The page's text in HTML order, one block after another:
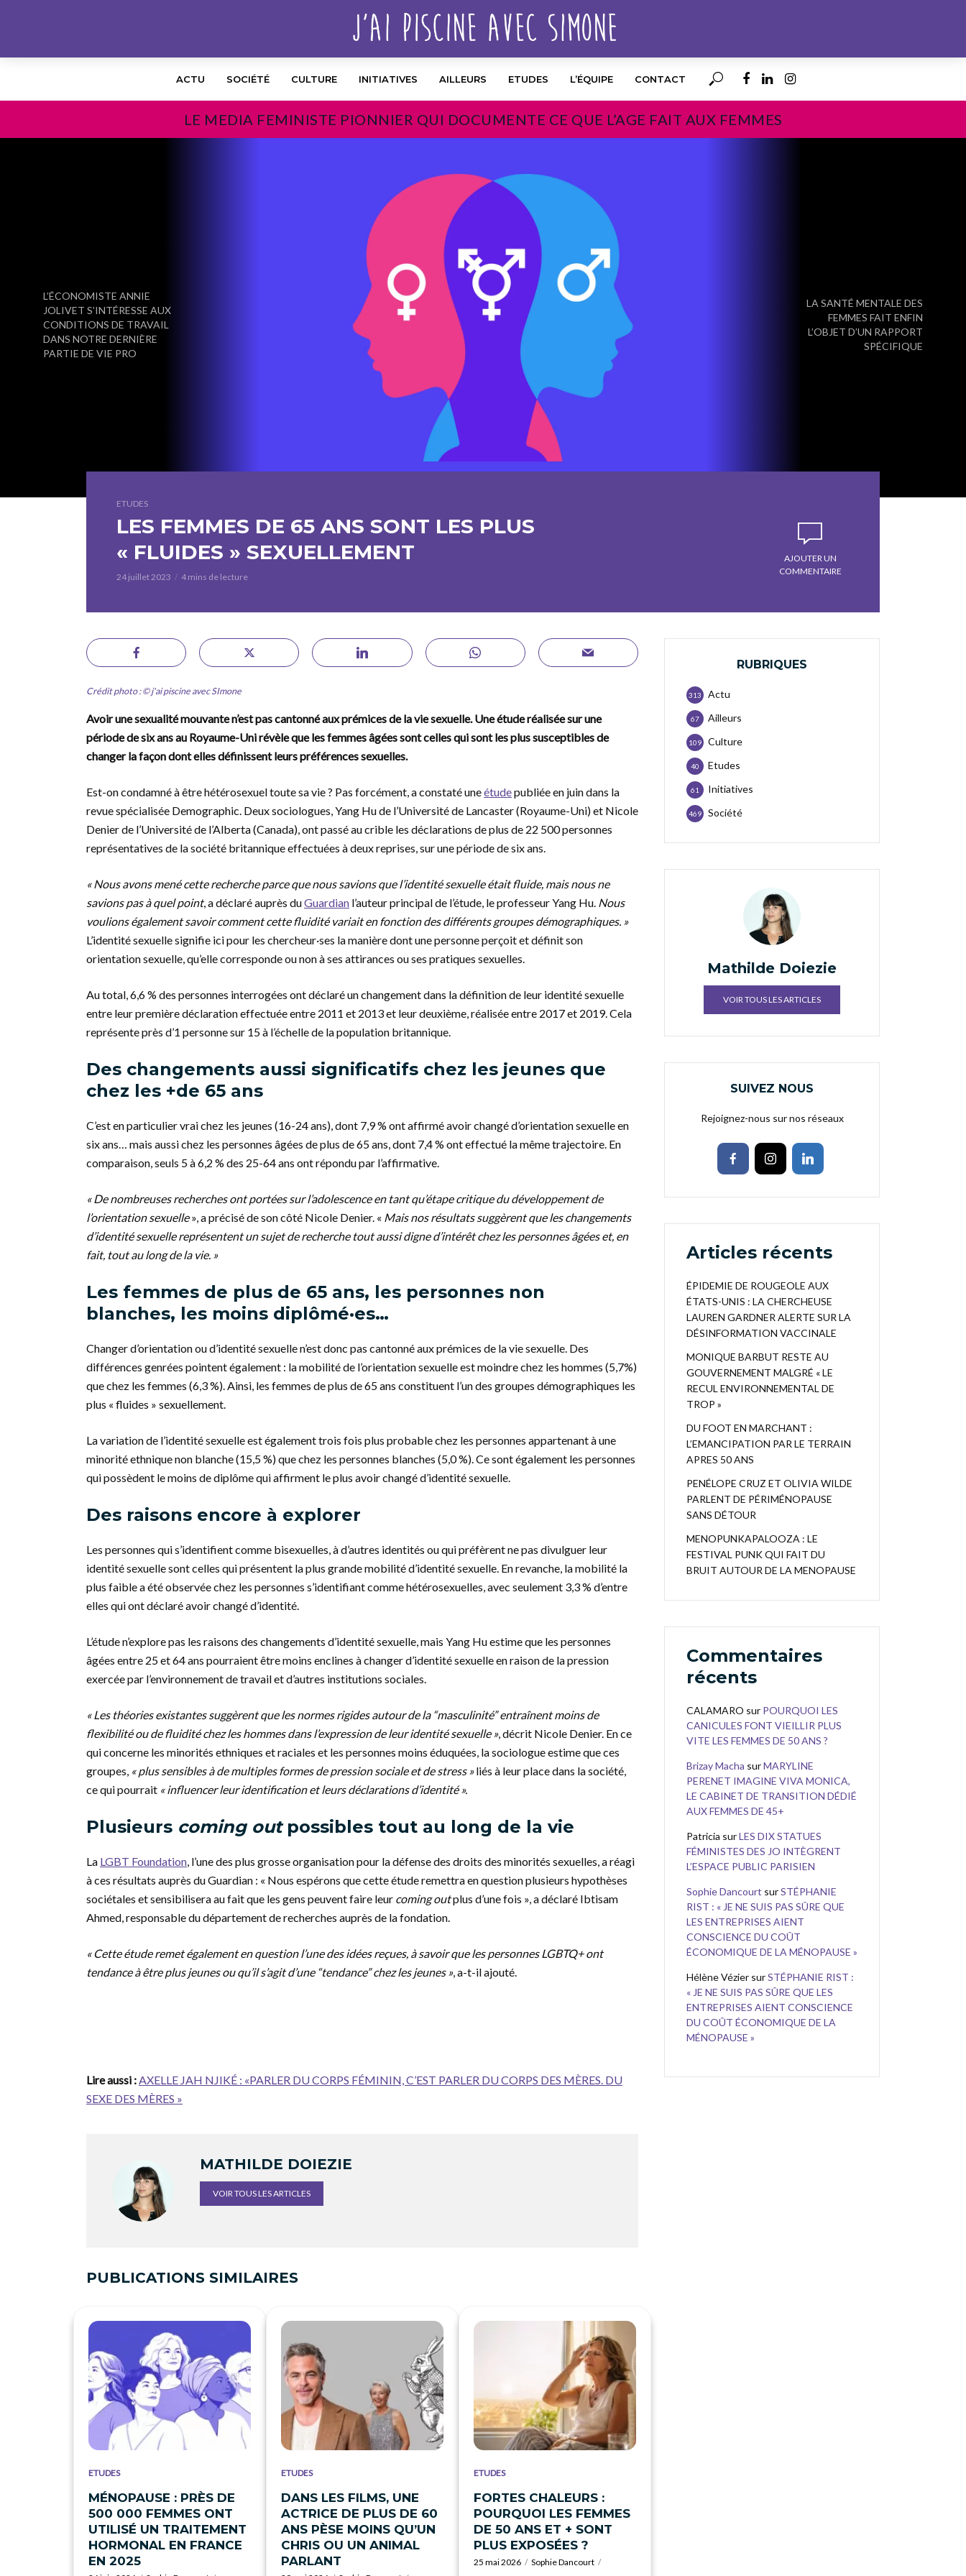
ACTU SOCIÉTÉ CULTURE INITIATIVES AILLEURS ETUDES L’ÉQUIPE CONTACT
LE MEDIA FEMINISTE PIONNIER QUI DOCUMENTE CE QUE L’AGE FAIT AUX FEMMES
L’ÉCONOMISTE ANNIE
JOLIVET S’INTÉRESSE AUX
CONDITIONS DE TRAVAIL
DANS NOTRE DERNIÈRE
PARTIE DE VIE PRO
LA SANTÉ MENTALE DES
FEMMES FAIT ENFIN
L’OBJET D’UN RAPPORT
SPÉCIFIQUE
ETUDES
LES FEMMES DE 65 ANS SONT LES PLUS
« FLUIDES » SEXUELLEMENT
24 juillet 2023 4 mins de lecture
AJOUTER UN
COMMENTAIRE
Crédit photo : © j'ai piscine avec SImone
Avoir une sexualité mouvante n’est pas cantonné aux prémices de la vie sexuelle. Une étude réalisée sur une
période de six ans au Royaume-Uni révèle que les femmes âgées sont celles qui sont les plus susceptibles de
changer la façon dont elles définissent leurs préférences sexuelles.
Est-on condamné à être hétérosexuel toute sa vie ? Pas forcément, a constaté uneétudepubliée en juin dans la
revue spécialisée Demographic. Deux sociologues, Yang Hu de l’Université de Lancaster (Royaume-Uni) et Nicole
Denier de l’Université de l’Alberta (Canada), ont passé au crible les déclarations de plus de 22 500 personnes
représentatives de la société britannique effectuées à deux reprises, sur une période de six ans.
« Nous avons mené cette recherche parce que nous savions que l’identité sexuelle était fluide, mais nous ne
savions pas à quel point, a déclaré auprès duGuardian l’auteur principal de l’étude, le professeur Yang Hu. Nous
voulions également savoir comment cette fluidité variait en fonction des différents groupes démographiques. »
L’identité sexuelle signifie ici pour les chercheur·ses la manière dont une personne perçoit et définit son
orientation sexuelle, qu’elle corresponde ou non à ses attirances ou ses pratiques sexuelles.
Au total, 6,6 % des personnes interrogées ont déclaré un changement dans la définition de leur identité sexuelle
entre leur première déclaration effectuée entre 2011 et 2013 et leur deuxième, réalisée entre 2017 et 2019. Cela
représente près d’1 personne sur 15 à l’échelle de la population britannique.
Des changements aussi significatifs chez les jeunes que
chez les +de 65 ans
C’est en particulier vrai chez les jeunes (16-24 ans), dont 7,9 % ont affirmé avoir changé d’orientation sexuelle en
six ans… mais aussi chez les personnes âgées de plus de 65 ans, dont 7,4 % ont effectué la même trajectoire. En
comparaison, seuls 5 à 6,2 % des 25-64 ans ont répondu par l’affirmative.
« De nombreuses recherches ont portées sur l’adolescence en tant qu’étape critique du développement de
l’orientation sexuelle», a précisé de son côté Nicole Denier. « Mais nos résultats suggèrent que les changements
d’identité sexuelle représentent un sujet de recherche tout aussi digne d’intérêt chez les personnes âgées et, en
fait, tout au long de la vie. »
Les femmes de plus de 65 ans, les personnes non
blanches, les moins diplômé·es…
Changer d’orientation ou d’identité sexuelle n’est donc pas cantonné aux prémices de la vie sexuelle. Des
différences genrées pointent également : la mobilité de l’orientation sexuelle est moindre chez les hommes (5,7%)
que chez les femmes (6,3 %). Ainsi, les femmes de plus de 65 ans constituent l’un des groupes démographiques les
plus « fluides » sexuellement.
La variation de l’identité sexuelle est également trois fois plus probable chez les personnes appartenant à une
minorité ethnique non blanche (15,5 %) que chez les personnes blanches (5,0 %). Ce sont également les personnes
qui possèdent le moins de diplôme qui affirment le plus avoir changé d’identité sexuelle.
Des raisons encore à explorer
Les personnes qui s’identifient comme bisexuelles, à d’autres identités ou qui préfèrent ne pas divulguer leur
identité sexuelle sont celles qui présentent la plus grande mobilité d’identité sexuelle. En revanche, la mobilité la
plus faible a été observée chez les personnes s’identifiant comme hétérosexuelles, avec seulement 3,3 % d’entre
elles qui ont déclaré avoir changé d’identité.
L’étude n’explore pas les raisons des changements d’identité sexuelle, mais Yang Hu estime que les personnes
âgées entre 25 et 64 ans pourraient être moins enclines à changer d’identité sexuelle en raison de la pression
exercée par l’environnement de travail et d’autres institutions sociales.
« Les théories existantes suggèrent que les normes rigides autour de la “masculinité” entraînent moins de
flexibilité ou de fluidité chez les hommes dans l’expression de leur identité sexuelle », décrit Nicole Denier. En ce
qui concerne les minorités ethniques et raciales et les personnes moins éduquées, la sociologue estime que ces
groupes, « plus sensibles à de multiples formes de pression sociale et de stress »liés à leur place dans la société,
ce qui pourrait « influencer leur identification et leurs déclarations d’identité ».
Plusieurs coming outpossibles tout au long de la vie
La LGBT Foundation, l’une des plus grosse organisation pour la défense des droits des minorités sexuelles, a réagi
à ces résultats auprès du Guardian : « Nous espérons que cette étude remettra en question plusieurs hypothèses
sociétales et sensibilisera au fait que les gens peuvent faire leur coming outplus d’une fois », a déclaré Ibtisam
Ahmed, responsable du département de recherches auprès de la fondation.
« Cette étude remet également en question l’une des idées reçues, à savoir que les personnes LGBTQ+ ont
tendance à être plus jeunes ou qu’il s’agit d’une “tendance” chez les jeunes », a-t-il ajouté.
Lire aussi :AXELLE JAH NJIKÉ : «PARLER DU CORPS FÉMININ, C’EST PARLER DU CORPS DES MÈRES. DU
SEXE DES MÈRES »
MATHILDE DOIEZIE
VOIR TOUS LES ARTICLES
PUBLICATIONS SIMILAIRES
ETUDES
MÉNOPAUSE : PRÈS DE
500 000 FEMMES ONT
UTILISÉ UN TRAITEMENT
HORMONAL EN FRANCE
EN 2025
ETUDES
DANS LES FILMS, UNE
ACTRICE DE PLUS DE 60
ANS PÈSE MOINS QU’UN
CHRIS OU UN ANIMAL
PARLANT
ETUDES
FORTES CHALEURS :
POURQUOI LES FEMMES
DE 50 ANS ET + SONT
PLUS EXPOSÉES ?
25 mai 2026
Sophie Dancourt
RUBRIQUES
Actu
313
Ailleurs
67
Culture
109
Etudes
40
Initiatives
61
Société
469
Mathilde Doiezie
VOIR TOUS LES ARTICLES
SUIVEZ NOUS
Rejoignez-nous sur nos réseaux
Articles récents
ÉPIDEMIE DE ROUGEOLE AUX
ÉTATS-UNIS : LA CHERCHEUSE
LAUREN GARDNER ALERTE SUR LA
DÉSINFORMATION VACCINALE
MONIQUE BARBUT RESTE AU
GOUVERNEMENT MALGRÉ « LE
RECUL ENVIRONNEMENTAL DE
TROP »
DU FOOT EN MARCHANT :
L’EMANCIPATION PAR LE TERRAIN
APRES 50 ANS
PENÉLOPE CRUZ ET OLIVIA WILDE
PARLENT DE PÉRIMÉNOPAUSE
SANS DÉTOUR
MENOPUNKAPALOOZA : LE
FESTIVAL PUNK QUI FAIT DU
BRUIT AUTOUR DE LA MENOPAUSE
Commentaires
récents
CALAMARO sur POURQUOI LES
CANICULES FONT VIEILLIR PLUS
VITE LES FEMMES DE 50 ANS ?
Brizay Macha surMARYLINE
PERENET IMAGINE VIVA MONICA,
LE CABINET DE TRANSITION DÉDIÉ
AUX FEMMES DE 45+
Patricia surLES DIX STATUES
FÉMINISTES DES JO INTÈGRENT
L’ESPACE PUBLIC PARISIEN
Sophie Dancourt surSTÉPHANIE
RIST : « JE NE SUIS PAS SÛRE QUE
LES ENTREPRISES AIENT
CONSCIENCE DU COÛT
ÉCONOMIQUE DE LA MÉNOPAUSE »
Hélène Vézier surSTÉPHANIE RIST :
« JE NE SUIS PAS SÛRE QUE LES
ENTREPRISES AIENT CONSCIENCE
DU COÛT ÉCONOMIQUE DE LA
MÉNOPAUSE »